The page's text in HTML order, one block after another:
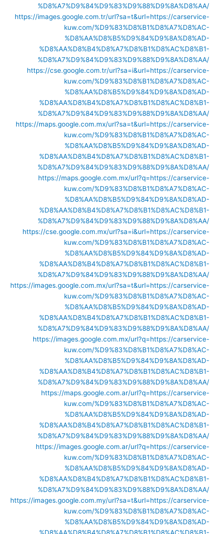
%D8%A7%D9%84%D9%83%D9%88%D9%8A%D8%AA/
https://images.google.com.tr/url?sa=t&url=https://carservice-
kuw.com/%D9%83%D8%B1%D8%A7%D8%AC-
%D8%AA%D8%B5%D9%84%D9%8A%D8%AD-
%D8%AA%D8%B4%D8%A7%D8%B1%D8%AC%D8%B1-
%D8%A7%D9%84%D9%83%D9%88%D9%8A%D8%AA/
https://cse.google.com.tr/url?sa=i&url=https://carservice-
kuw.com/%D9%83%D8%B1%D8%A7%D8%AC-
%D8%AA%D8%B5%D9%84%D9%8A%D8%AD-
%D8%AA%D8%B4%D8%A7%D8%B1%D8%AC%D8%B1-
%D8%A7%D9%84%D9%83%D9%88%D9%8A%D8%AA/
https://maps.google.com.mx/url?sa=t&url=https://carservice-
kuw.com/%D9%83%D8%B1%D8%A7%D8%AC-
%D8%AA%D8%B5%D9%84%D9%8A%D8%AD-
%D8%AA%D8%B4%D8%A7%D8%B1%D8%AC%D8%B1-
%D8%A7%D9%84%D9%83%D9%88%D9%8A%D8%AA/
https://maps.google.com.mx/url?q=https://carservice-
kuw.com/%D9%83%D8%B1%D8%A7%D8%AC-
%D8%AA%D8%B5%D9%84%D9%8A%D8%AD-
%D8%AA%D8%B4%D8%A7%D8%B1%D8%AC%D8%B1-
%D8%A7%D9%84%D9%83%D9%88%D9%8A%D8%AA/
https://cse.google.com.mx/url?sa=i&url=https://carservice-
kuw.com/%D9%83%D8%B1%D8%A7%D8%AC-
%D8%AA%D8%B5%D9%84%D9%8A%D8%AD-
%D8%AA%D8%B4%D8%A7%D8%B1%D8%AC%D8%B1-
%D8%A7%D9%84%D9%83%D9%88%D9%8A%D8%AA/
https://images.google.com.mx/url?sa=t&url=https://carservice-
kuw.com/%D9%83%D8%B1%D8%A7%D8%AC-
%D8%AA%D8%B5%D9%84%D9%8A%D8%AD-
%D8%AA%D8%B4%D8%A7%D8%B1%D8%AC%D8%B1-
%D8%A7%D9%84%D9%83%D9%88%D9%8A%D8%AA/
https://images.google.com.mx/url?q=https://carservice-
kuw.com/%D9%83%D8%B1%D8%A7%D8%AC-
%D8%AA%D8%B5%D9%84%D9%8A%D8%AD-
%D8%AA%D8%B4%D8%A7%D8%B1%D8%AC%D8%B1-
%D8%A7%D9%84%D9%83%D9%88%D9%8A%D8%AA/
https://maps.google.com.ar/url?q=https://carservice-
kuw.com/%D9%83%D8%B1%D8%A7%D8%AC-
%D8%AA%D8%B5%D9%84%D9%8A%D8%AD-
%D8%AA%D8%B4%D8%A7%D8%B1%D8%AC%D8%B1-
%D8%A7%D9%84%D9%83%D9%88%D9%8A%D8%AA/
https://images.google.com.ar/url?q=https://carservice-
kuw.com/%D9%83%D8%B1%D8%A7%D8%AC-
%D8%AA%D8%B5%D9%84%D9%8A%D8%AD-
%D8%AA%D8%B4%D8%A7%D8%B1%D8%AC%D8%B1-
%D8%A7%D9%84%D9%83%D9%88%D9%8A%D8%AA/
https://images.google.com.my/url?sa=t&url=https://carservice-
kuw.com/%D9%83%D8%B1%D8%A7%D8%AC-
%D8%AA%D8%B5%D9%84%D9%8A%D8%AD-